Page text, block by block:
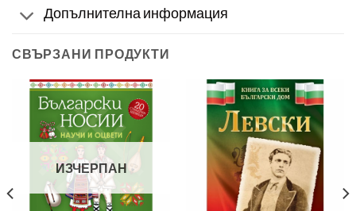
Допълнителна информация
СВЪРЗАНИ ПРОДУКТИ
ИЗЧЕРПАН